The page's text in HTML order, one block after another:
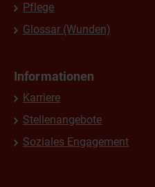
Pflege
Glossar (Wunden)
Informationen
Karriere
Stellenangebote
Soziales Engagement